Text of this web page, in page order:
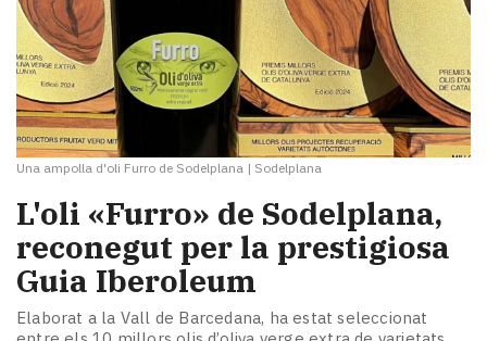
Una ampolla d'oli Furro de Sodelplana | Sodelplana
L'oli «Furro» de Sodelplana,
reconegut per la prestigiosa
Guia Iberoleum
Elaborat a la Vall de Barcedana, ha estat seleccionat